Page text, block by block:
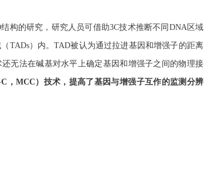
结构的研究，研究人员可借助3C技术推断不同DNA区域
TADs）内。TAD被认为通过拉进基因和增强子的距离
无法在碱基对水平上确定基因和增强子之间的物理接
，MCC）技术，提高了基因与增强子互作的监测分辨